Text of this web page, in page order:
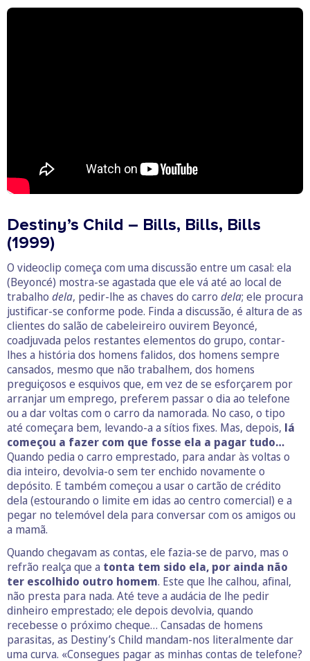
Destiny’s Child – Bills, Bills, Bills
(1999)
O videoclip começa com uma discussão entre um casal: ela
(Beyoncé) mostra-se agastada que ele vá até ao local de
trabalho dela, pedir-lhe as chaves do carro dela; ele procura
justificar-se conforme pode. Finda a discussão, é altura de as
clientes do salão de cabeleireiro ouvirem Beyoncé,
coadjuvada pelos restantes elementos do grupo, contar-
lhes a história dos homens falidos, dos homens sempre
cansados, mesmo que não trabalhem, dos homens
preguiçosos e esquivos que, em vez de se esforçarem por
arranjar um emprego, preferem passar o dia ao telefone
ou a dar voltas com o carro da namorada. No caso, o tipo
até começara bem, levando-a a sítios fixes. Mas, depois, lá
começou a fazer com que fosse ela a pagar tudo…
Quando pedia o carro emprestado, para andar às voltas o
dia inteiro, devolvia-o sem ter enchido novamente o
depósito. E também começou a usar o cartão de crédito
dela (estourando o limite em idas ao centro comercial) e a
pegar no telemóvel dela para conversar com os amigos ou
a mamã.
Quando chegavam as contas, ele fazia-se de parvo, mas o
refrão realça que a tonta tem sido ela, por ainda não
ter escolhido outro homem. Este que lhe calhou, afinal,
não presta para nada. Até teve a audácia de lhe pedir
dinheiro emprestado; ele depois devolvia, quando
recebesse o próximo cheque… Cansadas de homens
parasitas, as Destiny’s Child mandam-nos literalmente dar
uma curva. «Consegues pagar as minhas contas de telefone?